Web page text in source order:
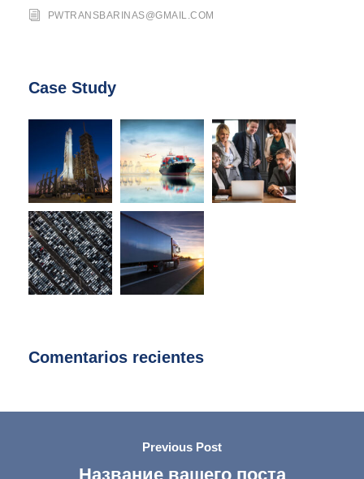
PWTRANSBARINAS@GMAIL.COM
Case Study
Comentarios recientes
Previous Post
Название вашего поста